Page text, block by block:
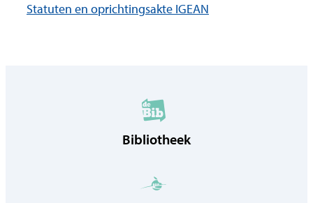
Statuten en oprichtingsakte IGEAN
Bibliotheek